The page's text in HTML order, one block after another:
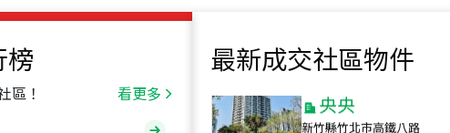
榜
區！ 看更多
最新成交社區物件
115年07月 成交
新竹縣竹北市高鐵八路